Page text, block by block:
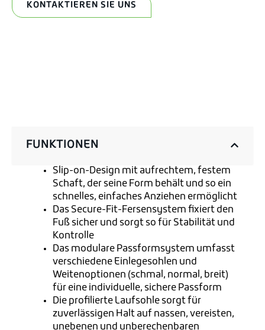
KONTAKTIEREN SIE UNS
FUNKTIONEN
Slip-on-Design mit aufrechtem, festem
Schaft, der seine Form behält und so ein
schnelles, einfaches Anziehen ermöglicht
Das Secure-Fit-Fersensystem fixiert den
Fuß sicher und sorgt so für Stabilität und
Kontrolle
Das modulare Passformsystem umfasst
verschiedene Einlegesohlen und
Weitenoptionen (schmal, normal, breit)
für eine individuelle, sichere Passform
Die profilierte Laufsohle sorgt für
zuverlässigen Halt auf nassen, vereisten,
unebenen und unberechenbaren